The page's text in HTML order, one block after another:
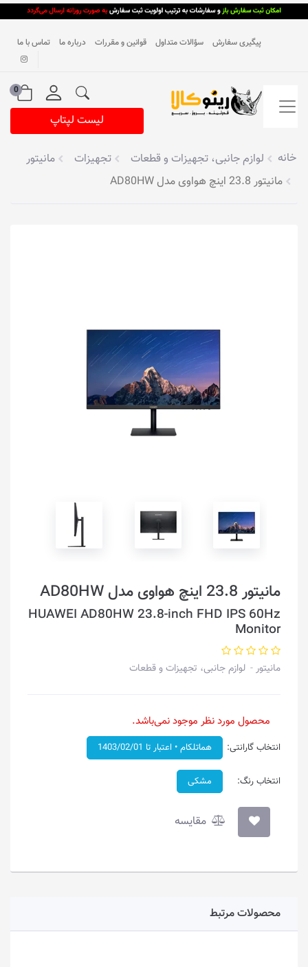
پیگیری سفارش سؤالات متداول قوانین و مقررات درباره ما تماس با ما
0
لیست لپتاپ
خانه لوازم جانبی، تجهیزات و قطعات تجهیزات
مانیتور
مانیتور 23.8 اینچ هواوی مدل AD80HW
مانیتور 23.8 اینچ هواوی مدل AD80HW
HUAWEI AD80HW 23.8-inch FHD IPS 60Hz
Monitor
مانیتور لوازم جانبی، تجهیزات و قطعات
محصول مورد نظر موجود نمی‌باشد.
انتخاب گارانتی: هماتلکام • اعتبار تا 1403/02/01
انتخاب رنگ: مشکی
مقایسه
محصولات مرتبط